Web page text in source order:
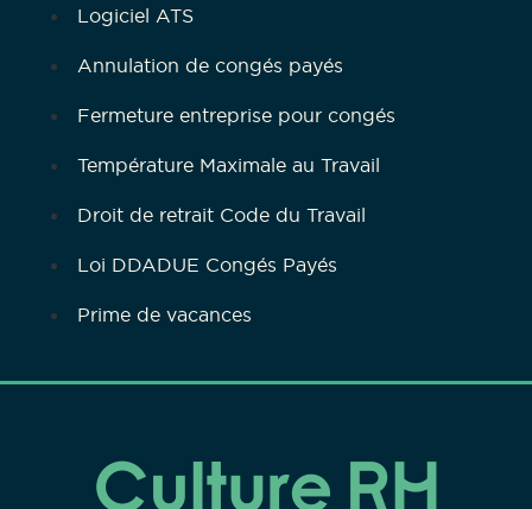
Logiciel ATS
Annulation de congés payés
Fermeture entreprise pour congés
Température Maximale au Travail
Droit de retrait Code du Travail
Loi DDADUE Congés Payés
Prime de vacances